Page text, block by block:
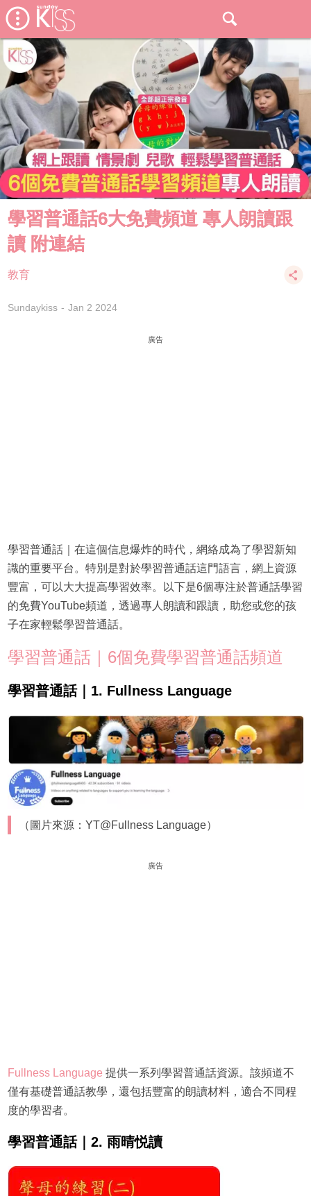
學習普通話6大免費頻道 專人朗讀跟
讀 附連結
教育
Sundaykiss Jan 2 2024
廣告
學習普通話｜在這個信息爆炸的時代，網絡成為了學習新知
識的重要平台。特別是對於學習普通話這門語言，網上資源
豐富，可以大大提高學習效率。以下是6個專注於普通話學習
的免費YouTube頻道，透過專人朗讀和跟讀，助您或您的孩
子在家輕鬆學習普通話。
學習普通話｜6個免費學習普通話頻道
學習普通話｜1. Fullness Language
（圖片來源：YT@Fullness Language）
廣告
Fullness Language 提供一系列學習普通話資源。該頻道不
僅有基礎普通話教學，還包括豐富的朗讀材料，適合不同程
度的學習者。
學習普通話｜2. 雨晴悦讀